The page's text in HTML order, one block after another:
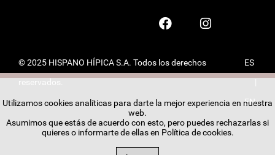
© 2025 HISPANO HÍPICA S.A. Todos los derechos
reservados.
ES
EN
Utilizamos cookies analíticas para darte la mejor experiencia en nuestra
web.
Asumimos que estás de acuerdo con esto, pero puedes rechazarlas si
quieres o informarte de ellas en Política de cookies.